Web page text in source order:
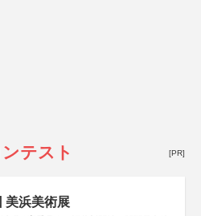
テスト [PR]
美浜美術展